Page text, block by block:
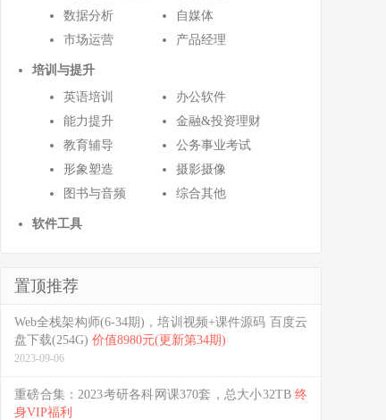
数据分析
自媒体
市场运营
产品经理
培训与提升
英语培训
办公软件
能力提升
金融&投资理财
教育辅导
公务事业考试
形象塑造
摄影摄像
图书与音频
综合其他
软件工具
置顶推荐
Web全栈架构师(6-34期)，培训视频+课件源码 百度云
盘下载(254G) 价值8980元(更新第34期)
2023-09-06
重磅合集：2023考研各科网课370套，总大小32TB 终
身VIP福利